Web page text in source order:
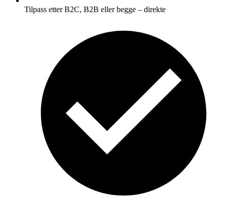
Tilpass etter B2C, B2B eller begge – direkte